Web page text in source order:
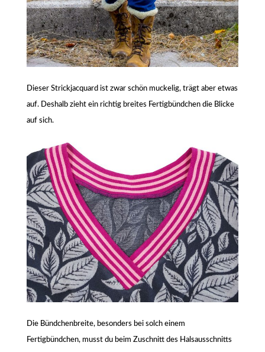
Dieser Strickjacquard ist zwar schön muckelig, trägt aber etwas
auf. Deshalb zieht ein richtig breites Fertigbündchen die Blicke
auf sich.
Die Bündchenbreite, besonders bei solch einem
Fertigbündchen, musst du beim Zuschnitt des Halsausschnitts